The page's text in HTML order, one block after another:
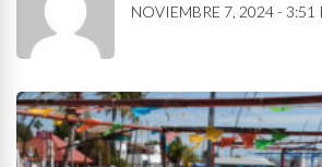
NOVIEMBRE 7, 2024 - 3:51